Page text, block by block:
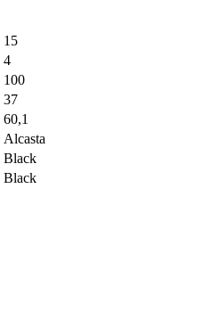
15
4
100
37
60,1
Alcasta
Black
Black